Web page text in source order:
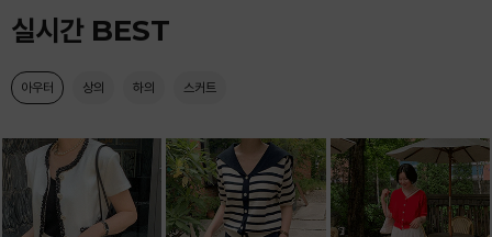
실시간 BEST
아우터 상의 하의 스커트